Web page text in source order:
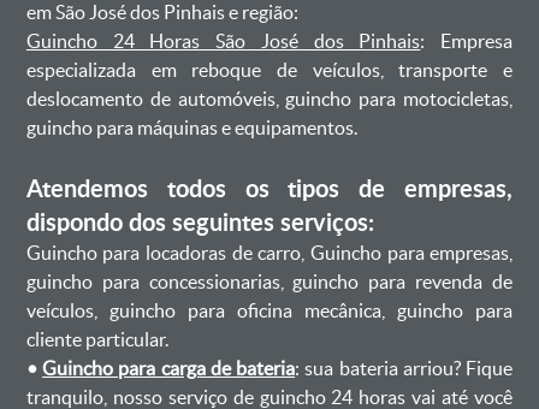
em São José dos Pinhais e região:
Guincho 24 Horas São José dos Pinhais: Empresa
especializada em reboque de veículos, transporte e
deslocamento de automóveis, guincho para motocicletas,
guincho para máquinas e equipamentos.
Atendemos todos os tipos de empresas,
dispondo dos seguintes serviços:
Guincho para locadoras de carro, Guincho para empresas,
guincho para concessionarias, guincho para revenda de
veículos, guincho para oficina mecânica, guincho para
cliente particular.
•Guincho para carga de bateria: sua bateria arriou? Fique
tranquilo, nosso serviço de guincho 24 horas vai até você